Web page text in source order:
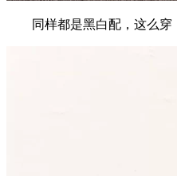
同样都是黑白配，这么穿